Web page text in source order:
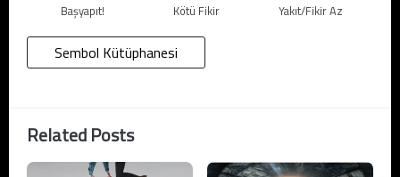
Başyapıt! Kötü Fikir Yakıt/Fikir Az
Sembol Kütüphanesi
Related Posts